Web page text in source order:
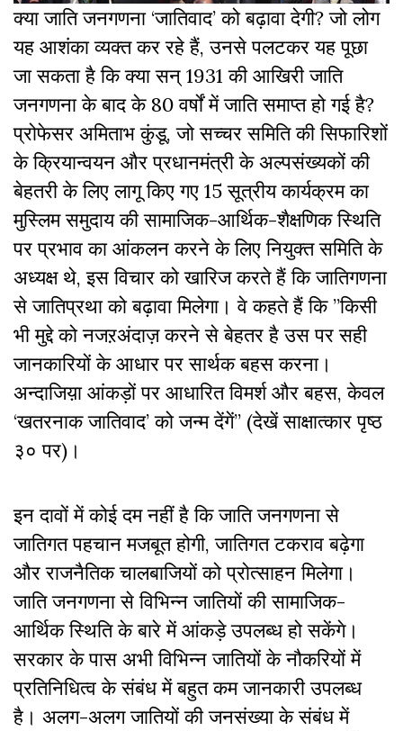
क्या जाति जनगणना ‘जातिवाद’ को बढ़ावा देगी? जो लोग
यह आशंका व्यक्त कर रहे हैं, उनसे पलटकर यह पूछा
जा सकता है कि क्या सन् 1931 की आखिरी जाति
जनगणना के बाद के 80 वर्षों में जाति समाप्त हो गई है?
प्रोफेसर अमिताभ कुंडू, जो सच्चर समिति की सिफारिशों
के क्रियान्वयन और प्रधानमंत्री के अल्पसंख्यकों की
बेहतरी के लिए लागू किए गए 15 सूत्रीय कार्यक्रम का
मुस्लिम समुदाय की सामाजिक-आर्थिक-शैक्षणिक स्थिति
पर प्रभाव का आंकलन करने के लिए नियुक्त समिति के
अध्यक्ष थे, इस विचार को खारिज करते हैं कि जातिगणना
से जातिप्रथा को बढ़ावा मिलेगा। वे कहते हैं कि ”किसी
भी मुद्दे को नजऱअंदाज़ करने से बेहतर है उस पर सही
जानकारियों के आधार पर सार्थक बहस करना।
अन्दाजिय़ा आंकड़ों पर आधारित विमर्श और बहस, केवल
‘खतरनाक जातिवाद’ को जन्म देंगें” (देखें साक्षात्कार पृष्ठ
३० पर)।
इन दावों में कोई दम नहीं है कि जाति जनगणना से
जातिगत पहचान मजबूत होगी, जातिगत टकराव बढ़ेगा
और राजनैतिक चालबाजियों को प्रोत्साहन मिलेगा।
जाति जनगणना से विभिन्न जातियों की सामाजिक-
आर्थिक स्थिति के बारे में आंकड़े उपलब्ध हो सकेंगे।
सरकार के पास अभी विभिन्न जातियों के नौकरियों में
प्रतिनिधित्व के संबंध में बहुत कम जानकारी उपलब्ध
है। अलग-अलग जातियों की जनसंख्या के संबंध में